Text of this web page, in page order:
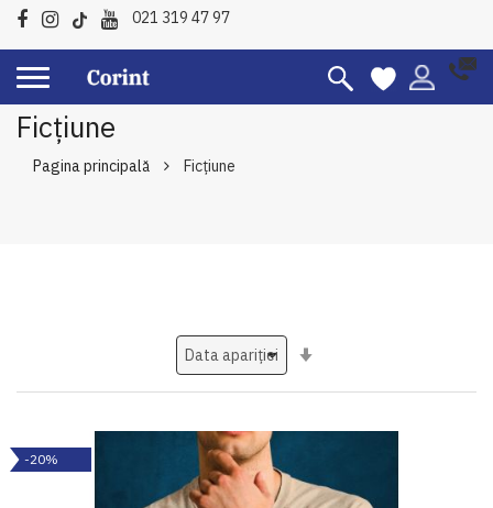
021 319 47 97
Ficțiune
Pagina principală Ficțiune
-20%